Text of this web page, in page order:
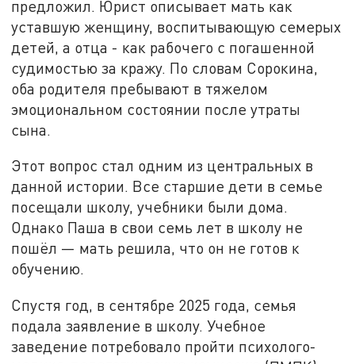
предложил. Юрист описывает мать как
уставшую женщину, воспитывающую семерых
детей, а отца - как рабочего с погашенной
судимостью за кражу. По словам Сорокина,
оба родителя пребывают в тяжелом
эмоциональном состоянии после утраты
сына.
Этот вопрос стал одним из центральных в
данной истории. Все старшие дети в семье
посещали школу, учебники были дома.
Однако Паша в свои семь лет в школу не
пошёл — мать решила, что он не готов к
обучению.
Спустя год, в сентябре 2025 года, семья
подала заявление в школу. Учебное
заведение потребовало пройти психолого-